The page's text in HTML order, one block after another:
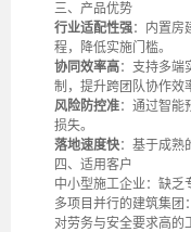
三、产品优势
行业适配性强：内置房
程，降低实施门槛。
协同效率高：支持多端
制，提升跨团队协作效
风险防控准：通过智能
损失。
落地速度快：基于成熟
四、适用客户
中小型施工企业：缺乏
多项目并行的建筑集团
对劳务与安全要求高的